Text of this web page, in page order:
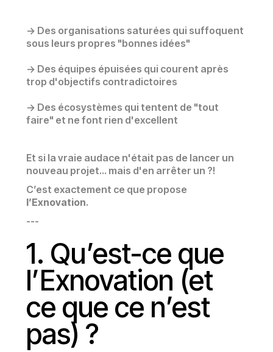
-> Des organisations saturées qui suffoquent
sous leurs propres "bonnes idées"
-> Des équipes épuisées qui courent après
trop d'objectifs contradictoires
-> Des écosystèmes qui tentent de "tout
faire" et ne font rien d'excellent
Et si la vraie audace n'était pas de lancer un
nouveau projet... mais d'en arrêter un ?!
C’est exactement ce que propose
l’Exnovation.
---
1. Qu’est-ce que
l’Exnovation (et
ce que ce n’est
pas) ?